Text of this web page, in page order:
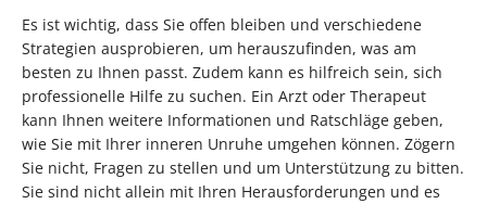
Es ist wichtig, dass Sie offen bleiben und verschiedene
Strategien ausprobieren, um herauszufinden, was am
besten zu Ihnen passt. Zudem kann es hilfreich sein, sich
professionelle Hilfe zu suchen. Ein Arzt oder Therapeut
kann Ihnen weitere Informationen und Ratschläge geben,
wie Sie mit Ihrer inneren Unruhe umgehen können. Zögern
Sie nicht, Fragen zu stellen und um Unterstützung zu bitten.
Sie sind nicht allein mit Ihren Herausforderungen und es